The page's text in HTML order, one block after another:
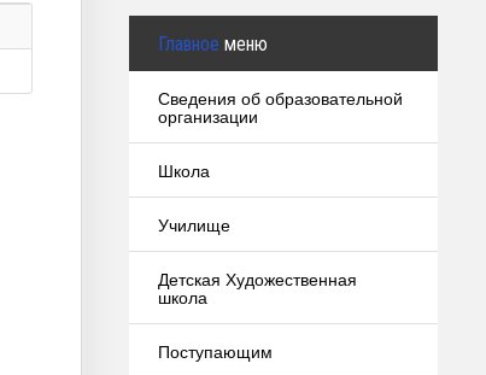
Главное меню
Сведения об образовательной
организации
Школа
Училище
Детская Художественная
школа
Поступающим